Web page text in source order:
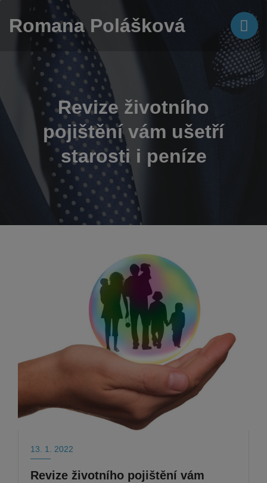
Romana Polášková
Revize životního
pojištění vám ušetří
starosti i peníze
13. 1. 2022
Revize životního pojištění vám